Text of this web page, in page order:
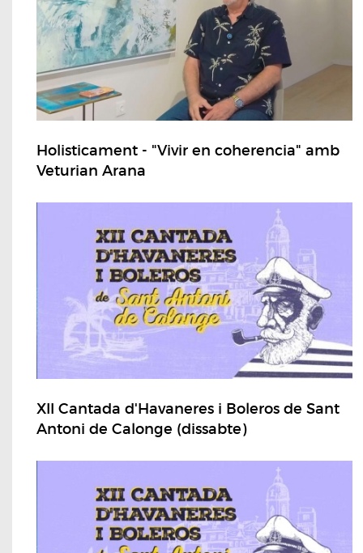
Holisticament - "Vivir en coherencia" amb
Veturian Arana
XII Cantada d'Havaneres i Boleros de Sant
Antoni de Calonge (dissabte)